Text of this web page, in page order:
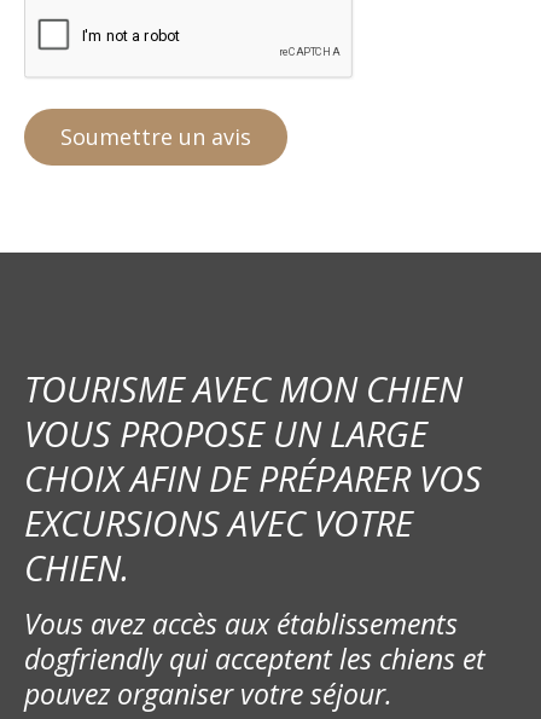
TOURISME AVEC MON CHIEN
VOUS PROPOSE UN LARGE
CHOIX AFIN DE PRÉPARER VOS
EXCURSIONS AVEC VOTRE
CHIEN.
Vous avez accès aux établissements
dogfriendly qui acceptent les chiens et
pouvez organiser votre séjour.